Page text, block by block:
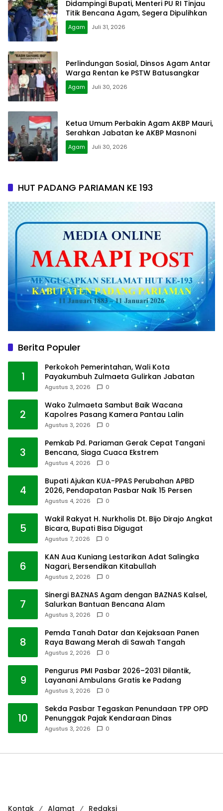
Didampingi Bupati, Menteri PU RI Tinjau
Titik Bencana Agam, Segera Dipulihkan
Agam Juli 31, 2026
Perlindungan Sosial, Dinsos Agam Antar
Warga Rentan ke PSTW Batusangkar
Agam Juli 30, 2026
Ketua Umum Perbakin Agam AKBP Mauri,
Serahkan Jabatan ke AKBP Masnoni
Agam Juli 30, 2026
HUT PADANG PARIAMAN KE 193
Berita Populer
1
Perkokoh Pemerintahan, Wali Kota
Payakumbuh Zulmaeta Gulirkan Jabatan
Agustus 3, 2026 0
2
Wako Zulmaeta Sambut Baik Wacana
Kapolres Pasang Kamera Pantau Lalin
Agustus 3, 2026 0
3
Pemkab Pd. Pariaman Gerak Cepat Tangani
Bencana, Siaga Cuaca Ekstrem
Agustus 4, 2026 0
4
Bupati Ajukan KUA-PPAS Perubahan APBD
2026, Pendapatan Pasbar Naik 15 Persen
Agustus 4, 2026 0
5
Wakil Rakyat H. Nurkholis Dt. Bijo Dirajo Angkat
Bicara, Bupati Bisa Digugat
Agustus 7, 2026 0
6
KAN Aua Kuniang Lestarikan Adat Salingka
Nagari, Bersendikan Kitabullah
Agustus 2, 2026 0
7
Sinergi BAZNAS Agam dengan BAZNAS Kalsel,
Salurkan Bantuan Bencana Alam
Agustus 3, 2026 0
8
Pemda Tanah Datar dan Kejaksaan Panen
Raya Bawang Merah di Sawah Tangah
Agustus 2, 2026 0
9
Pengurus PMI Pasbar 2026–2031 Dilantik,
Layanani Ambulans Gratis ke Padang
Agustus 3, 2026 0
10
Sekda Pasbar Tegaskan Penundaan TPP OPD
Penunggak Pajak Kendaraan Dinas
Agustus 3, 2026 0
Kontak Alamat Redaksi